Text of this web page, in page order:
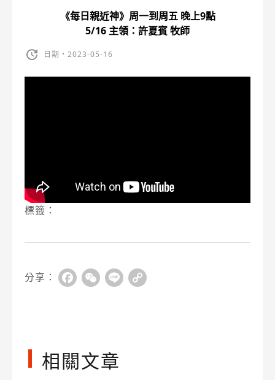
《每日親近神》周一到周五 晚上9點
5/16 主領：許夏賓 牧師
日期・2023-05-16
標籤：
分享： FacebookWeChat
Line
相關文章